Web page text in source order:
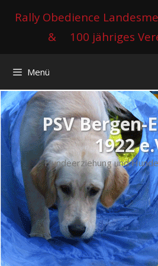
InhaltRally Obedience
&
100 jähriges
Menü
PSV Bergen-
1922
Hundeerziehung und